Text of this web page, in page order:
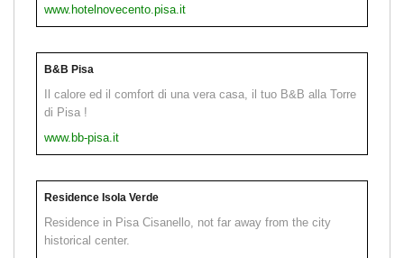
www.hotelnovecento.pisa.it
B&B Pisa
Il calore ed il comfort di una vera casa, il tuo B&B alla Torre
di Pisa !
www.bb-pisa.it
Residence Isola Verde
Residence in Pisa Cisanello, not far away from the city
historical center.